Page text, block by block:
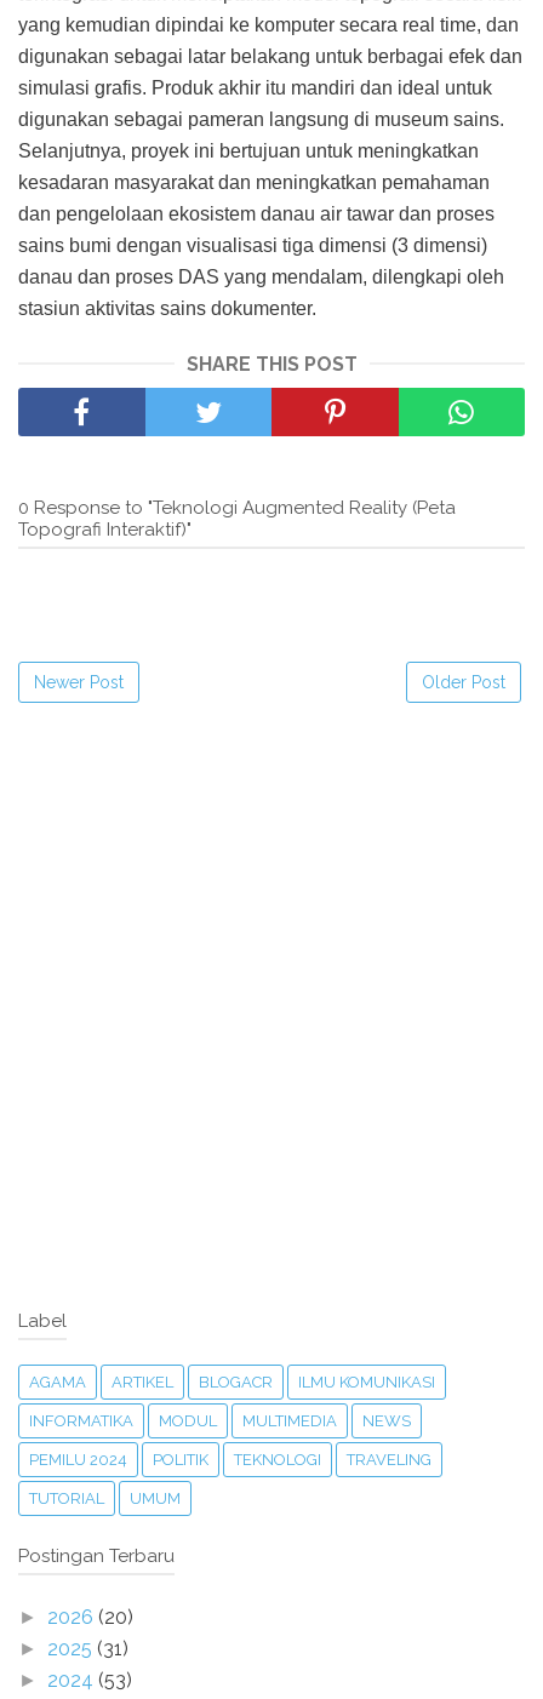
yang kemudian dipindai ke komputer secara real time, dan
digunakan sebagai latar belakang untuk berbagai efek dan
simulasi grafis. Produk akhir itu mandiri dan ideal untuk
digunakan sebagai pameran langsung di museum sains.
Selanjutnya, proyek ini bertujuan untuk meningkatkan
kesadaran masyarakat dan meningkatkan pemahaman
dan pengelolaan ekosistem danau air tawar dan proses
sains bumi dengan visualisasi tiga dimensi (3 dimensi)
danau dan proses DAS yang mendalam, dilengkapi oleh
stasiun aktivitas sains dokumenter.
SHARE THIS POST
0 Response to "Teknologi Augmented Reality (Peta
Topografi Interaktif)"
Newer Post Older Post
Label
AGAMA ARTIKEL BLOGACR ILMU KOMUNIKASI
INFORMATIKA MODUL MULTIMEDIA NEWS
PEMILU 2024 POLITIK TEKNOLOGI TRAVELING
TUTORIAL UMUM
Postingan Terbaru
► 2026 (20)
► 2025 (31)
► 2024 (53)